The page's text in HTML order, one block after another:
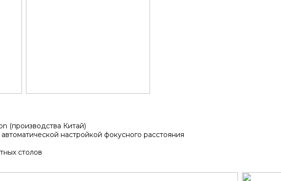
(производства Китай)
настройкой фокусного расстояния
столов